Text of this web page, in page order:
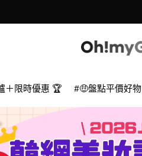
＋限時優惠 🏆 🤑盤點平價好物